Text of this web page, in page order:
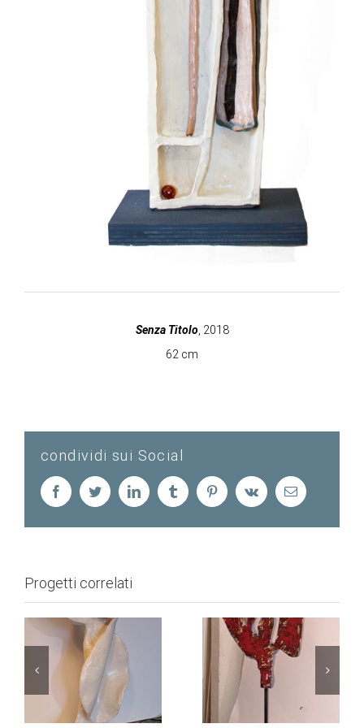
Senza Titolo, 2018
62 cm
condividi sui Social
FacebookTwitterLinkedIn Tumblr PinterestVk Email
Progetti correlati